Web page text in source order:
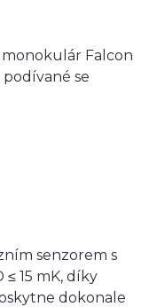
Falcon
se
senzorem s
15 mK, díky
dokonale